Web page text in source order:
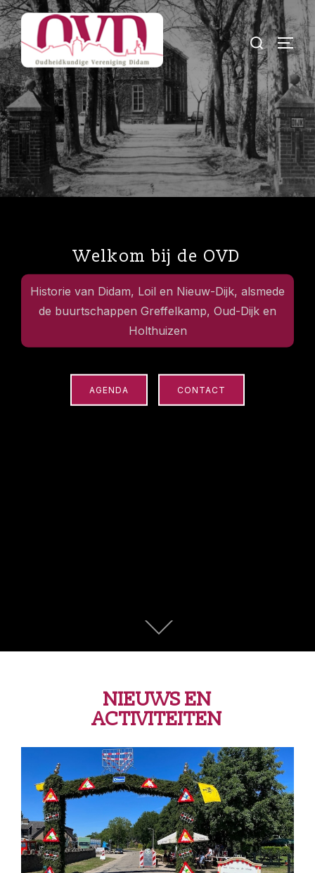
Welkom bij de OVD
Historie van Didam, Loil en Nieuw-Dijk, alsmede
de buurtschappen Greffelkamp, Oud-Dijk en
Holthuizen
AGENDA CONTACT
NIEUWS EN
ACTIVITEITEN